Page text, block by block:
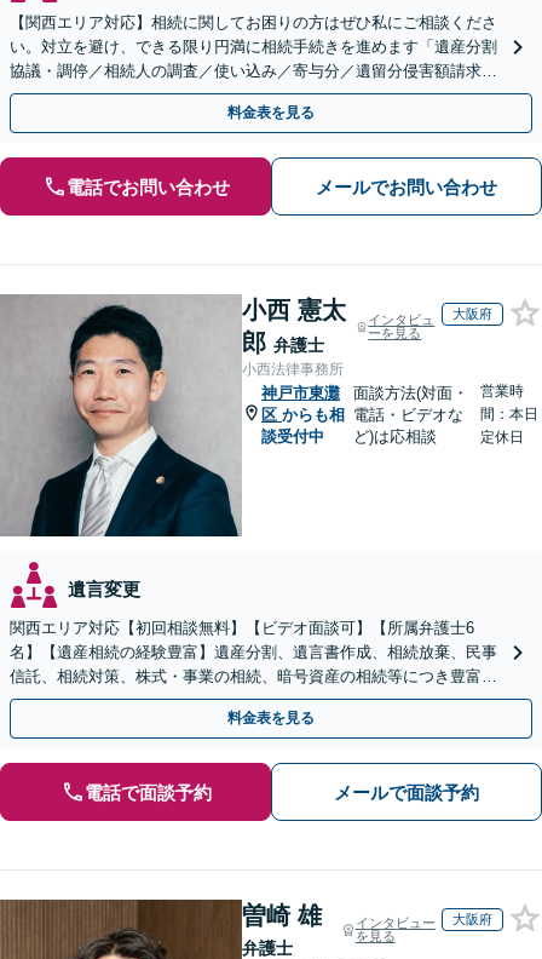
【関西エリア対応】相続に関してお困りの方はぜひ私にご相談くださ
い。対立を避け、できる限り円満に相続手続きを進めます「遺産分割
協議・調停／相続人の調査／使い込み／寄与分／遺留分侵害額請求／
相続放棄（借金の相続）／遺言書作成【休日・夜間相談可】
料金表を見る
電話でお問い合わせ メールでお問い合わせ
小西 憲太
郎 弁護士
インタビュ
ーを見る
大阪府
小西法律事務所
神戸市東灘
区 からも相
談受付中
面談方法(対面・
電話・ビデオな
ど)は応相談
営業時
間：本日
定休日
遺言変更
関西エリア対応【初回相談無料】【ビデオ面談可】【所属弁護士6
名】【遺産相続の経験豊富】遺産分割、遺言書作成、相続放棄、民事
信託、相続対策、株式・事業の相続、暗号資産の相続等につき豊富な
対応実績。【バリアフリー】【完全個室対応】
料金表を見る
電話で面談予約 メールで面談予約
曽崎 雄
弁護士
インタビュー
を見る
大阪府